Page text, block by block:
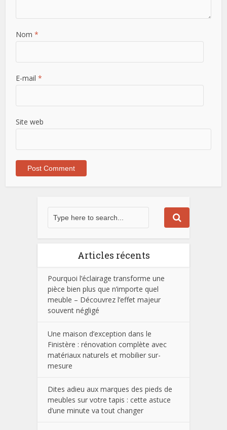
Nom*
E-mail*
Site web
Articles récents
Pourquoi l’éclairage transforme une
pièce bien plus que n’importe quel
meuble – Découvrez l’effet majeur
souvent négligé
Une maison d’exception dans le
Finistère : rénovation complète avec
matériaux naturels et mobilier sur-
mesure
Dites adieu aux marques des pieds de
meubles sur votre tapis : cette astuce
d’une minute va tout changer